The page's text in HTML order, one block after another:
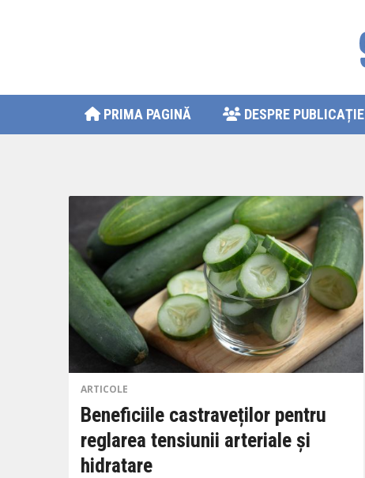
PRIMA PAGINĂ DESPRE PUBLICAȚIE
ARTICOLE
Beneficiile castraveților pentru
reglarea tensiunii arteriale și
hidratare